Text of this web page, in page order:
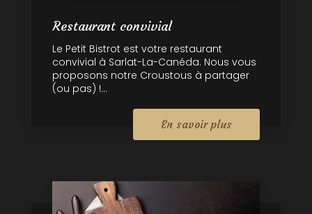
Restaurant convivial
Le Petit Bistrot est votre restaurant
convivial à Sarlat-La-Canéda. Nous vous
proposons notre Croustous à partager
(ou pas) !...
En savoir plus